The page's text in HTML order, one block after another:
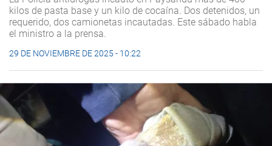
kilos de pasta base y un kilo de cocaína. Dos detenidos, un
requerido, dos camionetas incautadas. Este sábado habla
el ministro a la prensa.
29 DE NOVIEMBRE DE 2025 - 10:22